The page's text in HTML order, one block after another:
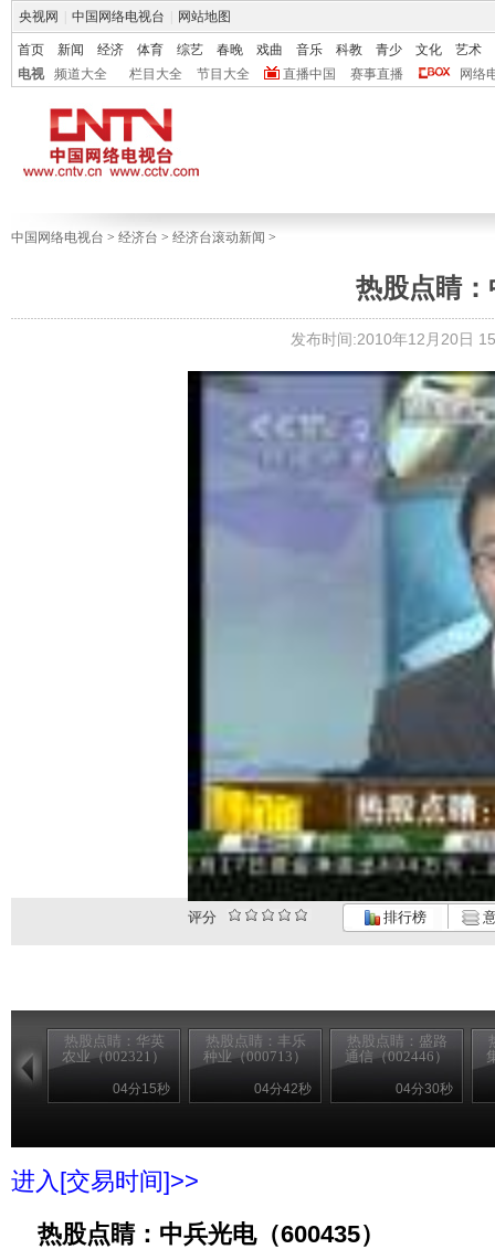
央视网 中国网络电视台 网站地图
首页 新闻 经济 体育 综艺 春晚 戏曲 音乐 科教 青少 文化
艺术
电视
频道大全 栏目大全 节目大全 直播中国 赛事直播 网络
中国网络电视台 > 经济台 > 经济台滚动新闻 >
热股点睛：
发布时间:2010年12月20日
评分 排行榜
热股点睛：华英
农业（002321）
04分15秒
热股点睛：丰乐
种业（000713）
04分42秒
热股点睛：盛路
通信（002446）
04分30秒
进入[交易时间]>>
热股点睛：中兵光电（600435）